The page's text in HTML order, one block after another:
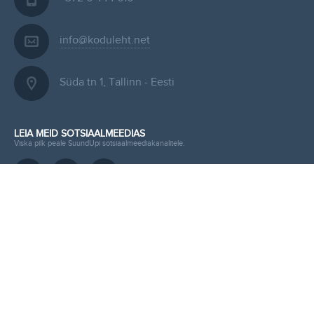
info@koduleht.net
Süda tn 1, Tallinn - Eesti
LEIA MEID SOTSIAALMEEDIAS
Viska pilk peale SuundUpi sotsiaalmeediakanalitele.